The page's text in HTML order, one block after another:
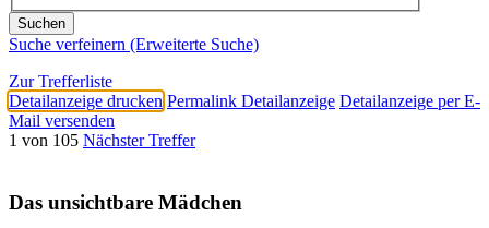
Suche verfeinern (Erweiterte Suche)
Zur Trefferliste
Detailanzeige drucken Permalink Detailanzeige Detailanzeige per E-
Mail versenden
1 von 105 Nächster Treffer
Das unsichtbare Mädchen